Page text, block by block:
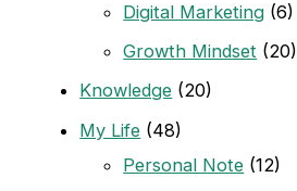
Digital Marketing (6)
Growth Mindset (20)
Knowledge (20)
My Life (48)
Personal Note (12)